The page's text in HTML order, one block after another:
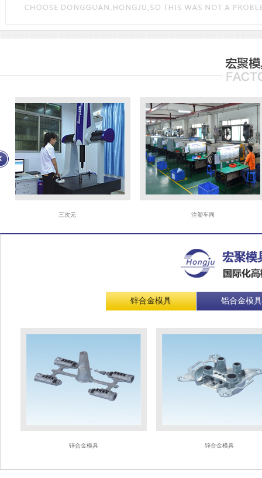
注塑车间
锌合金模具 铝合金模具
锌合金模具 锌合金模具